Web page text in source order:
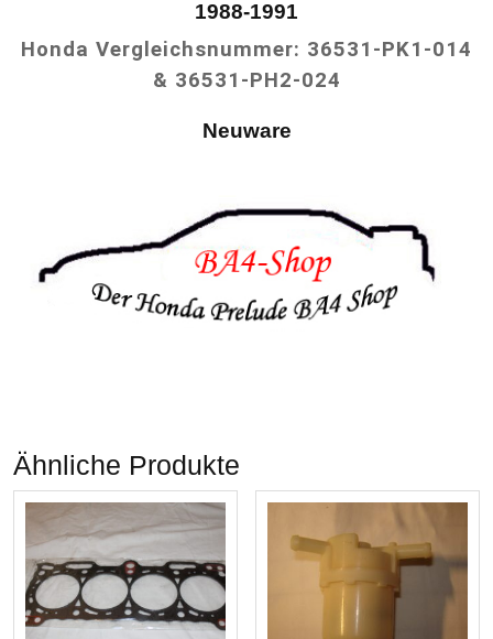
1988-1991
Honda Vergleichsnummer: 36531-PK1-014
& 36531-PH2-024
Neuware
Ähnliche Produkte